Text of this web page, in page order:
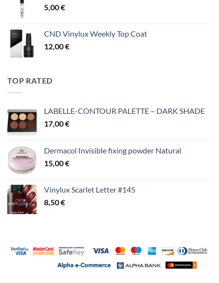
5,00€
CND Vinylux Weekly Top Coat
12,00€
TOP RATED
LABELLE-CONTOUR PALETTE – DARK SHADE
17,00€
Dermacol Invisible fixing powder Natural
15,00€
Vinylux Scarlet Letter #145
8,50€